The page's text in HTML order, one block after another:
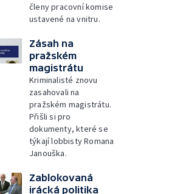
členy pracovní komise
ustavené na vnitru.
Zásah na
pražském
magistrátu
Kriminalisté znovu
zasahovali na
pražském magistrátu.
Přišli si pro
dokumenty, které se
týkají lobbisty Romana
Janouška.
Zablokovaná
irácká politika